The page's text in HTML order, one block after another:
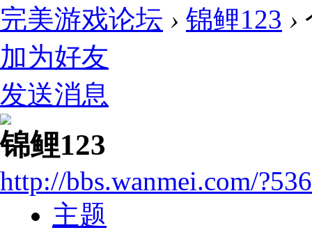
完美游戏论坛 › 锦鲤123 ›
加为好友
发送消息
锦鲤123
http://bbs.wanmei.com/
主题